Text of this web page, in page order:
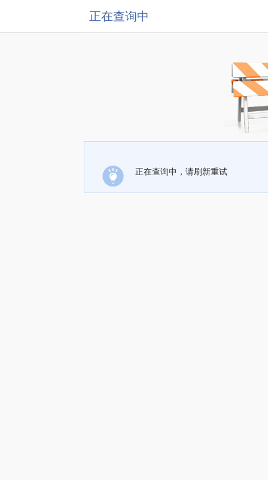
正在查询中
正在查询中，请刷新重试